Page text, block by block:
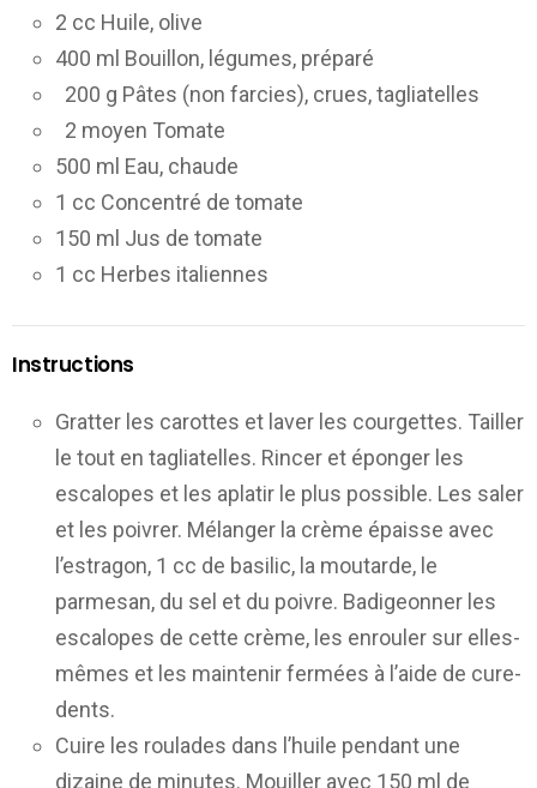
2 cc Huile, olive
400 ml Bouillon, légumes, préparé
200 g Pâtes (non farcies), crues, tagliatelles
2 moyen Tomate
500 ml Eau, chaude
1 cc Concentré de tomate
150 ml Jus de tomate
1 cc Herbes italiennes
Instructions
Gratter les carottes et laver les courgettes. Tailler
le tout en tagliatelles. Rincer et éponger les
escalopes et les aplatir le plus possible. Les saler
et les poivrer. Mélanger la crème épaisse avec
l’estragon, 1 cc de basilic, la moutarde, le
parmesan, du sel et du poivre. Badigeonner les
escalopes de cette crème, les enrouler sur elles-
mêmes et les maintenir fermées à l’aide de cure-
dents.
Cuire les roulades dans l’huile pendant une
dizaine de minutes. Mouiller avec 150 ml de